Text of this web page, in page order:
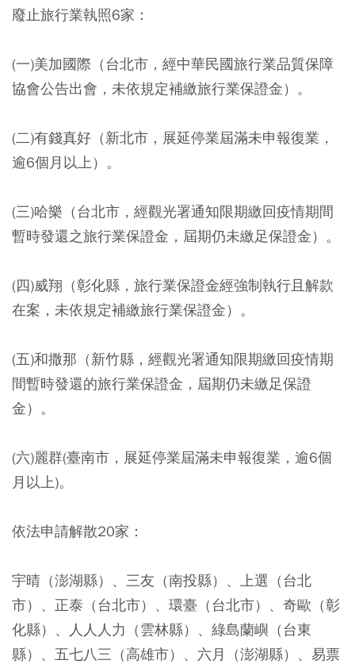
廢止旅行業執照6家：
(一)美加國際（台北市，經中華民國旅行業品質保障
協會公告出會，未依規定補繳旅行業保證金）。
(二)有錢真好（新北市，展延停業屆滿未申報復業，
逾6個月以上）。
(三)哈樂（台北市，經觀光署通知限期繳回疫情期間
暫時發還之旅行業保證金，屆期仍未繳足保證金）。
(四)威翔（彰化縣，旅行業保證金經強制執行且解款
在案，未依規定補繳旅行業保證金）。
(五)和撒那（新竹縣，經觀光署通知限期繳回疫情期
間暫時發還的旅行業保證金，屆期仍未繳足保證
金）。
(六)麗群(臺南市，展延停業屆滿未申報復業，逾6個
月以上)。
依法申請解散20家：
宇晴（澎湖縣）、三友（南投縣）、上選（台北
市）、正泰（台北市）、環臺（台北市）、奇歐（彰
化縣）、人人人力（雲林縣）、綠島蘭嶼（台東
縣）、五七八三（高雄市）、六月（澎湖縣）、易票